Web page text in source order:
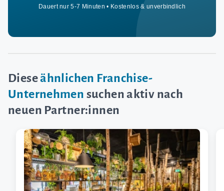
Dauert nur 5-7 Minuten • Kostenlos & unverbindlich
Dieseähnlichen Franchise-
Unternehmen suchen aktiv nach
neuen Partner:innen